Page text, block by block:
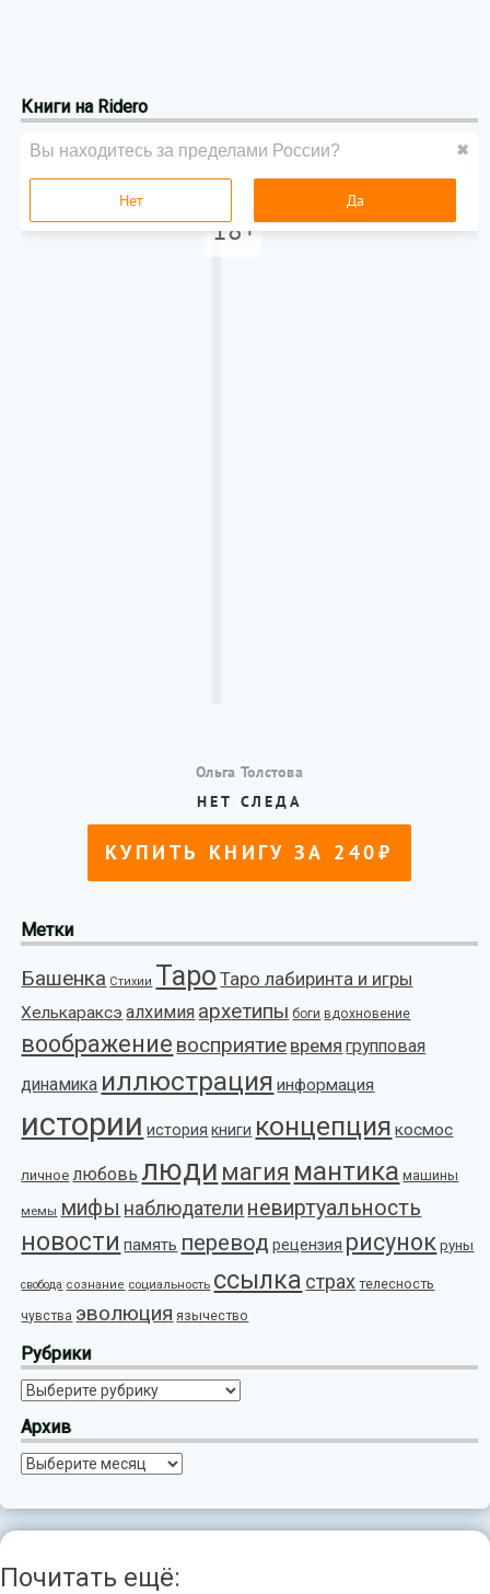
Книги на Ridero
Метки
Башенка Стихии Таро Таро лабиринта и игры
Хелькараксэ алхимия архетипы боги вдохновение
воображение восприятие время групповая
динамика иллюстрация информация
истории история книги концепция космос
личное любовь люди магия мантика машины
мемы мифы наблюдатели невиртуальность
новости память перевод рецензия рисунок руны
свобода сознание социальность ссылка страх телесность
чувства эволюция язычество
Рубрики
Рубрики
Архив
Архив
Почитать ещё: